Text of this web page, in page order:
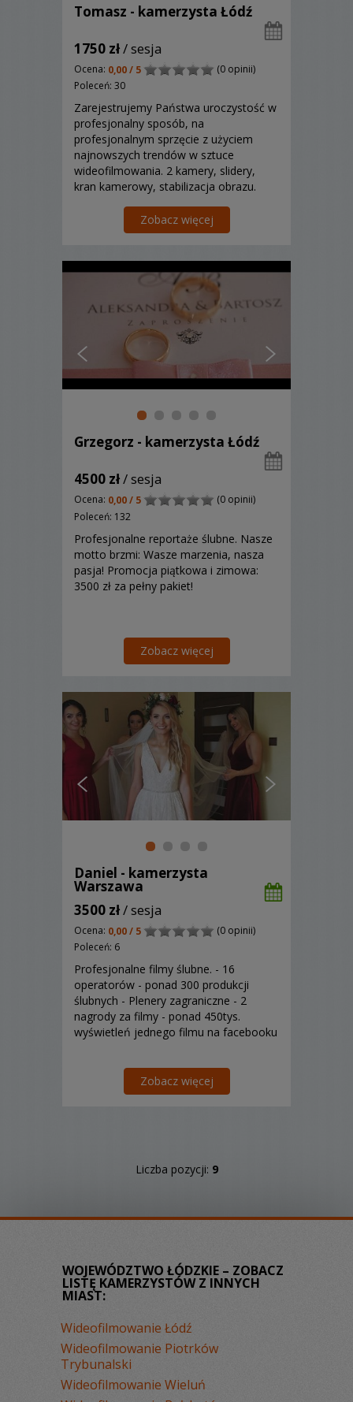
Tomasz - kamerzysta Łódź
1750 zł/ sesja
Ocena: 0,00 / 5
(0 opinii)
Poleceń: 30
Zarejestrujemy Państwa uroczystość w
profesjonalny sposób, na
profesjonalnym sprzęcie z użyciem
najnowszych trendów w sztuce
wideofilmowania. 2 kamery, slidery,
kran kamerowy, stabilizacja obrazu.
Zobacz więcej
Grzegorz - kamerzysta Łódź
4500 zł/ sesja
Ocena: 0,00 / 5
(0 opinii)
Poleceń: 132
Profesjonalne reportaże ślubne. Nasze
motto brzmi: Wasze marzenia, nasza
pasja! Promocja piątkowa i zimowa:
3500 zł za pełny pakiet!
Zobacz więcej
Daniel - kamerzysta
Warszawa
3500 zł/ sesja
Ocena: 0,00 / 5
(0 opinii)
Poleceń: 6
Profesjonalne filmy ślubne. - 16
operatorów - ponad 300 produkcji
ślubnych - Plenery zagraniczne - 2
nagrody za filmy - ponad 450tys.
wyświetleń jednego filmu na facebooku
Zobacz więcej
Liczba pozycji: 9
WOJEWÓDZTWO ŁÓDZKIE – ZOBACZ
LISTĘ KAMERZYSTÓW Z INNYCH
MIAST:
Wideofilmowanie Łódź
Wideofilmowanie Piotrków
Trybunalski
Wideofilmowanie Wieluń